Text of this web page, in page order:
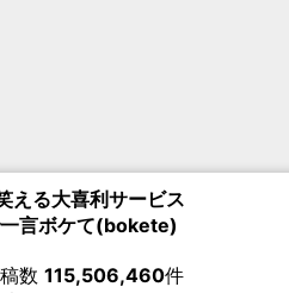
える大喜利サービス
言ボケて(bokete)
数 115,506,460件